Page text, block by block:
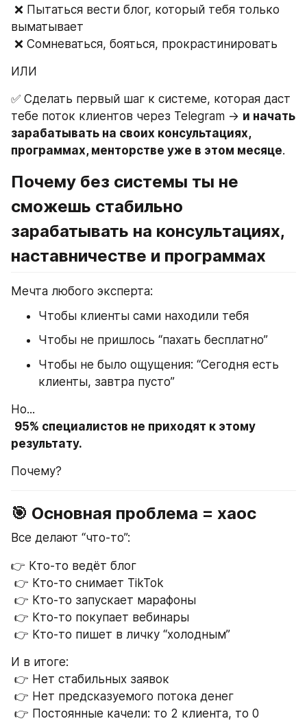
выматывает
❌ Сомневаться, бояться, прокрастинировать
ИЛИ
✅ Сделать первый шаг к системе, которая даст
тебе поток клиентов через Telegram → и начать
зарабатывать на своих консультациях,
программах, менторстве уже в этом месяце.
Почему без системы ты не
сможешь стабильно
зарабатывать на консультациях,
наставничестве и программах
Мечта любого эксперта:
Чтобы клиенты сами находили тебя
Чтобы не пришлось “пахать бесплатно”
Чтобы не было ощущения: “Сегодня есть
клиенты, завтра пусто”
Но...
95% специалистов не приходят к этому
результату.
Почему?
🎯 Основная проблема = хаос
Все делают “что-то”:
👉 Кто-то ведёт блог
👉 Кто-то снимает TikTok
👉 Кто-то запускает марафоны
👉 Кто-то покупает вебинары
👉 Кто-то пишет в личку “холодным”
И в итоге:
👉 Нет стабильных заявок
👉 Нет предсказуемого потока денег
👉 Постоянные качели: то 2 клиента, то 0